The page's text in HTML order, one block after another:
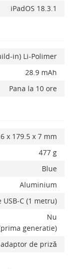
iPadOS 18.3.1
in) Li-Polimer
28.9 mAh
Pana la 10 ore
x 179.5 x 7 mm
477 g
Blue
Aluminium
(1 metru)
Nu
generatie)
de priză